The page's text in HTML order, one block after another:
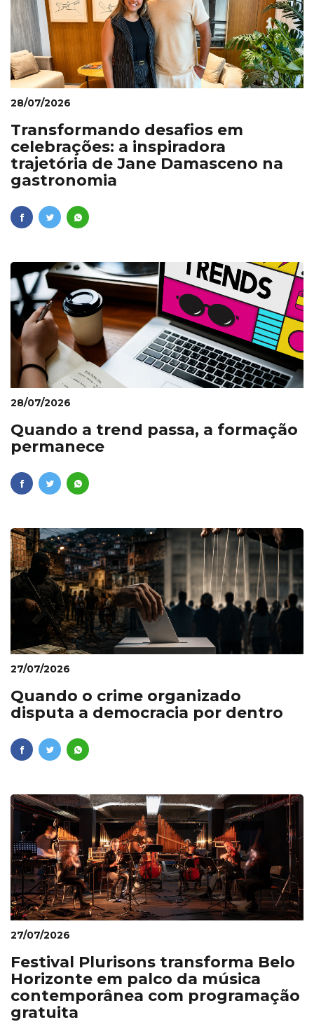
28/07/2026
Transformando desafios em
celebrações: a inspiradora
trajetória de Jane Damasceno na
gastronomia
28/07/2026
Quando a trend passa, a formação
permanece
27/07/2026
Quando o crime organizado
disputa a democracia por dentro
27/07/2026
Festival Plurisons transforma Belo
Horizonte em palco da música
contemporânea com programação
gratuita